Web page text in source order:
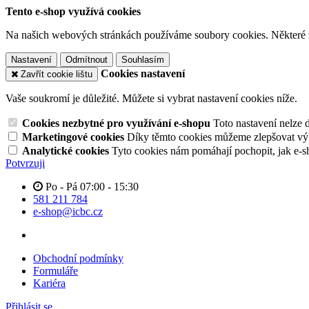
Tento e-shop využívá cookies
Na našich webových stránkách používáme soubory cookies.
Nastavení Odmítnout
Souhlasím
Zavřít cookie lištu
Cookies nastavení
Vaše soukromí je důležité. Můžete si vybrat nastavení cookies níže.
Cookies nezbytné pro využívání e-shopu Toto nastavení nelze
Marketingové cookies Díky těmto cookies můžeme zlepšovat
Analytické cookies Tyto cookies nám pomáhají pochopit, jak e-
Potvrzuji
Po - Pá 07:00 - 15:30
581 211 784
e-shop@icbc.cz
Obchodní podmínky
Formuláře
Kariéra
Přihlásit se